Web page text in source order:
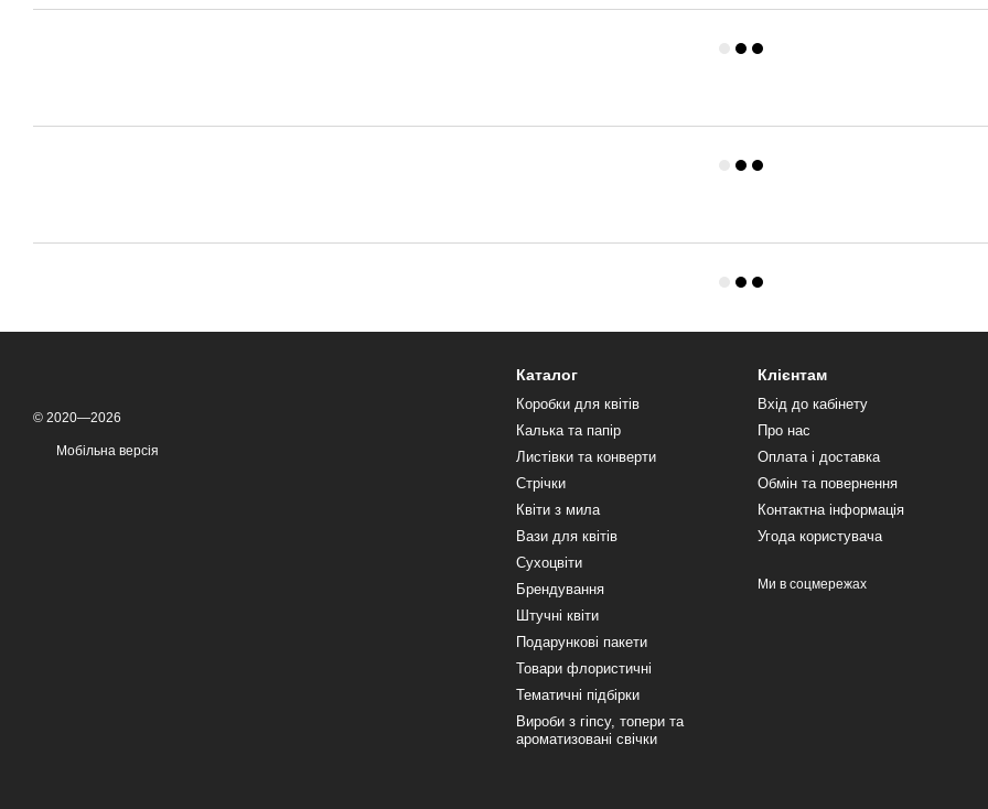
© 2020—2026
Мобільна версія
Каталог
Коробки для квітів
Калька та папір
Листівки та конверти
Стрічки
Квіти з мила
Вази для квітів
Сухоцвіти
Брендування
Штучні квіти
Подарункові пакети
Товари флористичні
Тематичні підбірки
Вироби з гіпсу, топери та
ароматизовані свічки
Клієнтам
Вхід до кабінету
Про нас
Оплата і доставка
Обмін та повернення
Контактна інформація
Угода користувача
Ми в соцмережах